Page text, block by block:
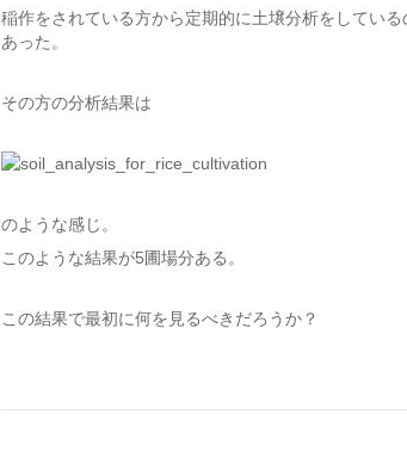
稲作をされている方から定期的に土壌分析をしてい
あった。
その方の分析結果は
のような感じ。
このような結果が5圃場分ある。
この結果で最初に何を見るべきだろうか？